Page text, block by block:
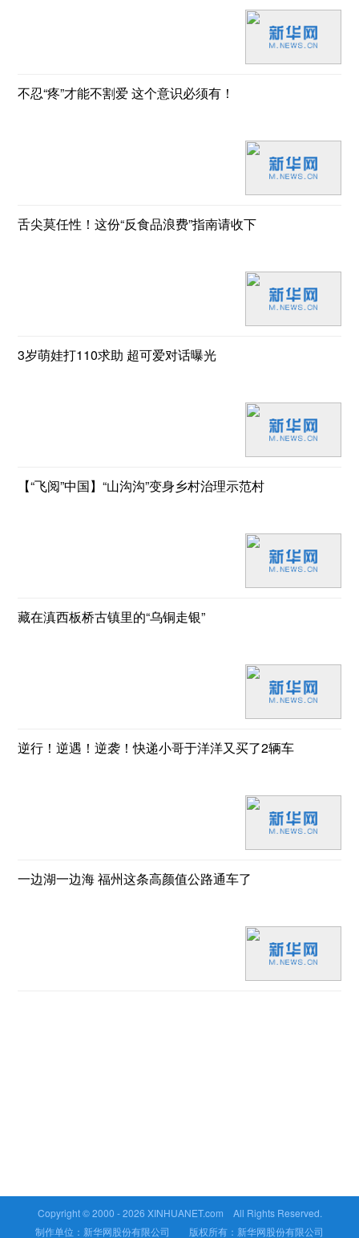
不忍“疼”才能不割爱 这个意识必须有！
舌尖莫任性！这份“反食品浪费”指南请收下
3岁萌娃打110求助 超可爱对话曝光
【“飞阅”中国】“山沟沟”变身乡村治理示范村
藏在滇西板桥古镇里的“乌铜走银”
逆行！逆遇！逆袭！快递小哥于洋洋又买了2辆车
一边湖一边海 福州这条高颜值公路通车了
Copyright © 2000 -2026 XINHUANET.com All Rights Reserved.
制作单位：新华网股份有限公司 版权所有：新华网股份有限公司